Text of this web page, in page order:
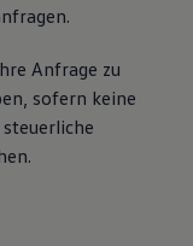
Anfrage zu
sofern keine